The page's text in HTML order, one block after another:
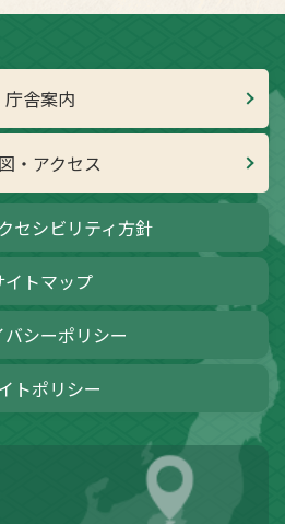
庁舎案内
・アクセス
セシビリティ方針
イトマップ
バシーポリシー
トポリシー